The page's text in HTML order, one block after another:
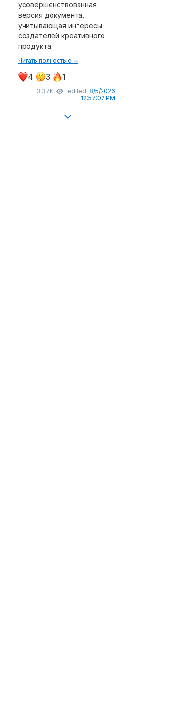
усовершенствованная
версия документа,
учитывающая интересы
создателей креативного
продукта.
Читать полностью ↓
4 3 1
3.37K edited 8/5/2026
12:57:02 PM